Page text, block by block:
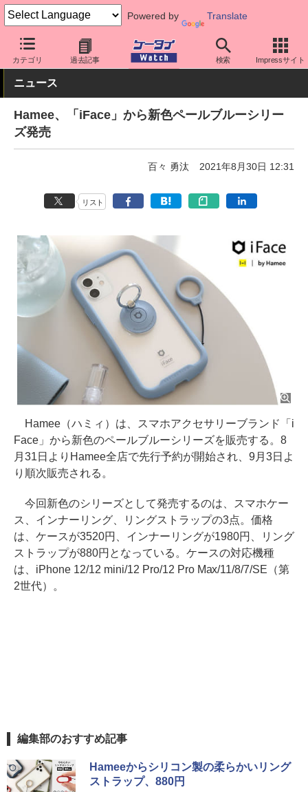
Powered by Translate
カテゴリ 過去記事 検索 Impressサイト
ケータイ Watch 周辺機器/アクセサリー スマホケース
ニュース
Hamee、「iFace」から新色ペールブルーシリー
ズ発売
百々 勇汰 2021年8月30日 12:31
リスト
Hamee（ハミィ）は、スマホアクセサリーブランド「i
Face」から新色のペールブルーシリーズを販売する。8
月31日よりHamee全店で先行予約が開始され、9月3日よ
り順次販売される。
今回新色のシリーズとして発売するのは、スマホケー
ス、インナーリング、リングストラップの3点。価格
は、ケースが3520円、インナーリングが1980円、リング
ストラップが880円となっている。ケースの対応機種
は、iPhone 12/12 mini/12 Pro/12 Pro Max/11/8/7/SE（第
2世代）。
編集部のおすすめ記事
Hameeからシリコン製の柔らかいリング
ストラップ、880円